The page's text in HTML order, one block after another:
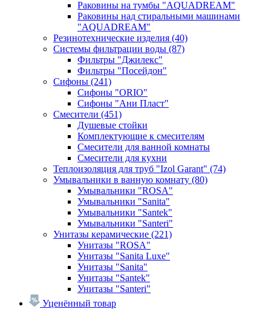
Раковины на тумбы "AQUADREAM"
Раковины над стиральными машинами
"AQUADREAM"
Резинотехнические изделия (40)
Системы фильтрации воды (87)
Фильтры "Джилекс"
Фильтры "Посейдон"
Сифоны (241)
Сифоны "ORIO"
Сифоны "Ани Пласт"
Смесители (451)
Душевые стойки
Комплектующие к смесителям
Смесители для ванной комнаты
Смесители для кухни
Теплоизоляция для труб "Izol Garant" (74)
Умывальники в ванную комнату (80)
Умывальники "ROSA"
Умывальники "Sanita"
Умывальники "Santek"
Умывальники "Santeri"
Унитазы керамические (221)
Унитазы "ROSA"
Унитазы "Sanita Luxe"
Унитазы "Sanita"
Унитазы "Santek"
Унитазы "Santeri"
Уценённый товар